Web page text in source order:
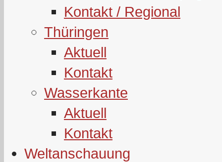
Kontakt / Regional
Thüringen
Aktuell
Kontakt
Wasserkante
Aktuell
Kontakt
Weltanschauung